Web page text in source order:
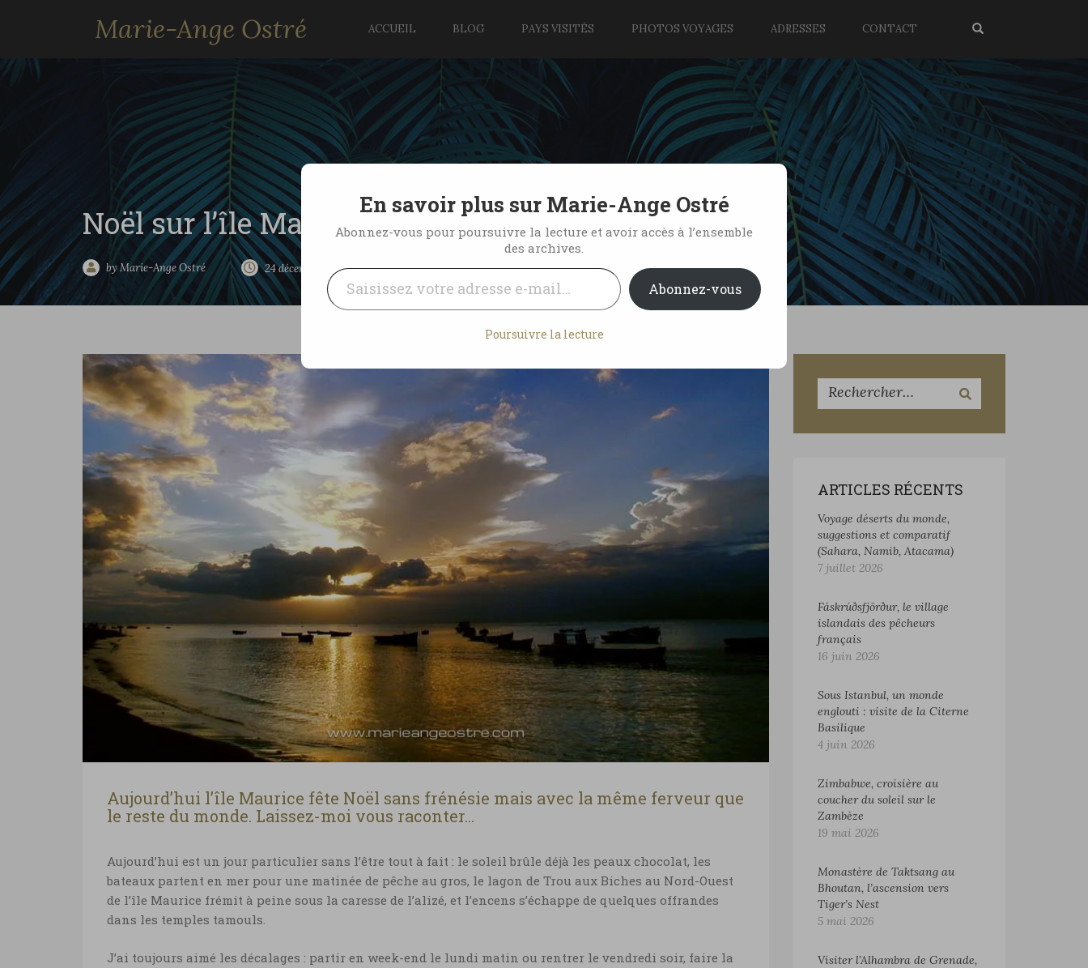
Marie-Ange Ostré ACCUEIL BLOG PAYS VISITÉS PHOTOS VOYAGES ADRESSES CONTACT
Noël sur l’île Maurice
by Marie-Ange Ostré 24 décembre 2008 18 Comments
Aujourd’hui l’île Maurice fête Noël sans frénésie mais avec la même ferveur que
le reste du monde. Laissez-moi vous raconter…
Aujourd’hui est un jour particulier sans l’être tout à fait : le soleil brûle déjà les peaux chocolat, les
bateaux partent en mer pour une matinée de pêche au gros, le lagon de Trou aux Biches au Nord-Ouest
de l’île Maurice frémit à peine sous la caresse de l’alizé, et l’encens s’échappe de quelques offrandes
dans les temples tamouls.
J’ai toujours aimé les décalages : partir en week-end le lundi matin ou rentrer le vendredi soir, faire la
ARTICLES RÉCENTS
Voyage déserts du monde,
suggestions et comparatif
(Sahara, Namib, Atacama)
7 juillet 2026
Fáskrúðsfjörður, le village
islandais des pêcheurs
français
16 juin 2026
Sous Istanbul, un monde
englouti : visite de la Citerne
Basilique
4 juin 2026
Zimbabwe, croisière au
coucher du soleil sur le
Zambèze
19 mai 2026
Monastère de Taktsang au
Bhoutan, l’ascension vers
Tiger’s Nest
5 mai 2026
Visiter l’Alhambra de Grenade,
En savoir plus sur Marie-Ange Ostré
Abonnez-vous pour poursuivre la lecture et avoir accès à l’ensemble
des archives.
Saisissez votre adresse e-mail…
Abonnez-vous
Poursuivre la lecture